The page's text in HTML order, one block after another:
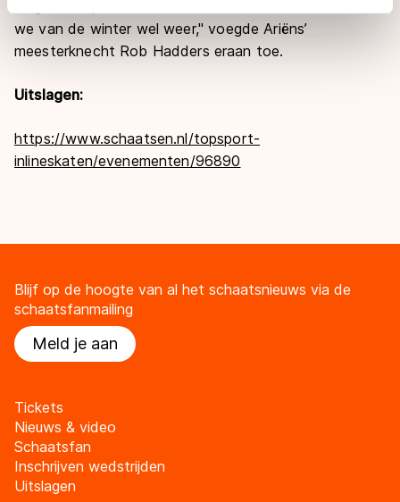
adequaat beschermingsniveau geldt volgens de GDPR.
Door op ‘Toestaan’ te klikken, stemt u in met deze
overdracht. Meer informatie vindt u in ons
wegwedstrijden in Nederland won."Schaatsen doen
we van de winter wel weer," voegde Ariëns’
meesterknecht Rob Hadders eraan toe.
Uitslagen:
https://www.schaatsen.nl/topsport-
inlineskaten/evenementen/96890
Blijf op de hoogte van al het schaatsnieuws via de
schaatsfanmailing
Meld je aan
Tickets
Nieuws & video
Schaatsfan
Inschrijven wedstrijden
Uitslagen